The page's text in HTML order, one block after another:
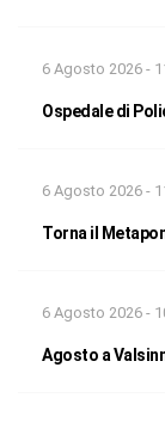
6 Agosto 2026 -
Ospedale di
6 Agosto 2026 -
Torna il
6 Agosto 2026 -
Agosto a